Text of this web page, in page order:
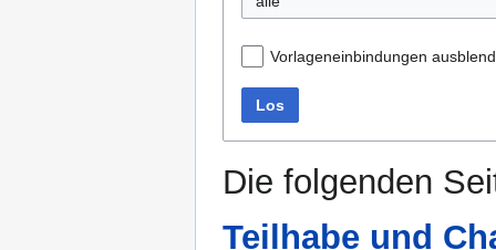
Vorlageneinbindungen
Los
Die folgenden
Teilhabe und